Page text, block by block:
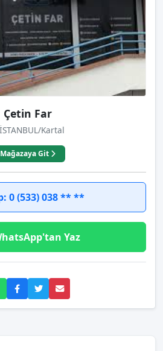
Çetin Far
İSTANBUL/Kartal
Mağazaya Git
0 (533) 038 ** **
Yaz